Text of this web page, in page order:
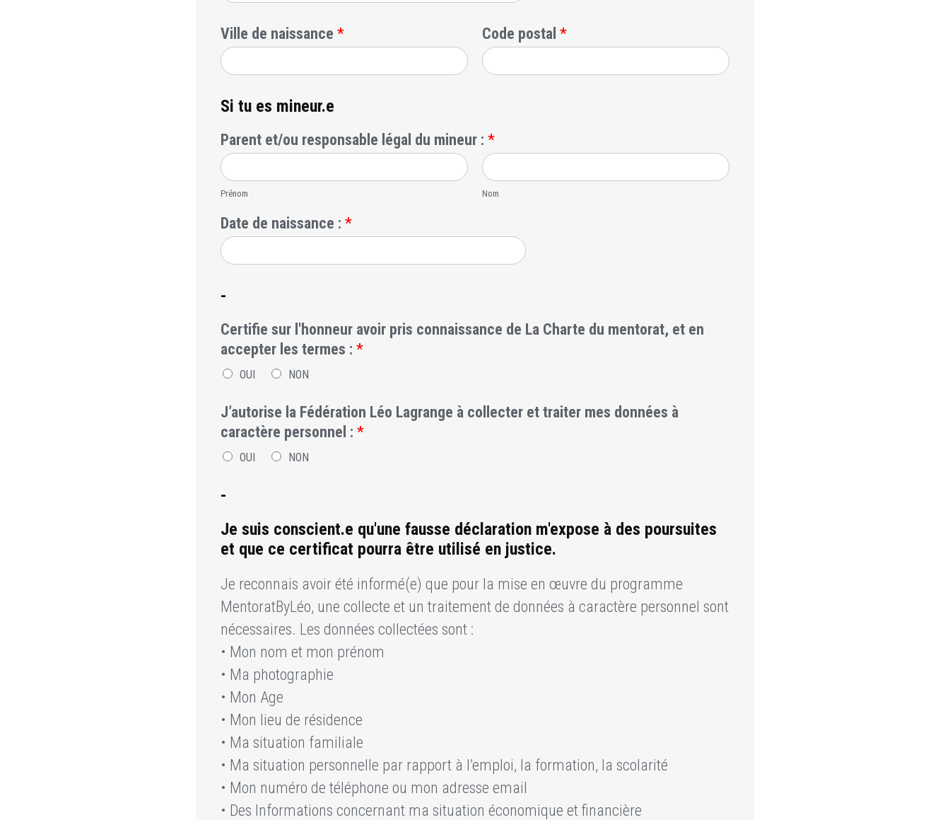
Ville de naissance * Code postal *
Si tu es mineur.e
Parent et/ou responsable légal du mineur : *
Prénom Nom
Date de naissance : *
-
Certifie sur l'honneur avoir pris connaissance de La Charte du mentorat, et en
accepter les termes : *
OUI NON
J’autorise la Fédération Léo Lagrange à collecter et traiter mes données à
caractère personnel : *
OUI NON
-
Je suis conscient.e qu'une fausse déclaration m'expose à des poursuites
et que ce certificat pourra être utilisé en justice.
Je reconnais avoir été informé(e) que pour la mise en œuvre du programme
MentoratByLéo, une collecte et un traitement de données à caractère personnel sont
nécessaires. Les données collectées sont :
• Mon nom et mon prénom
• Ma photographie
• Mon Age
• Mon lieu de résidence
• Ma situation familiale
• Ma situation personnelle par rapport à l’emploi, la formation, la scolarité
• Mon numéro de téléphone ou mon adresse email
• Des Informations concernant ma situation économique et financière